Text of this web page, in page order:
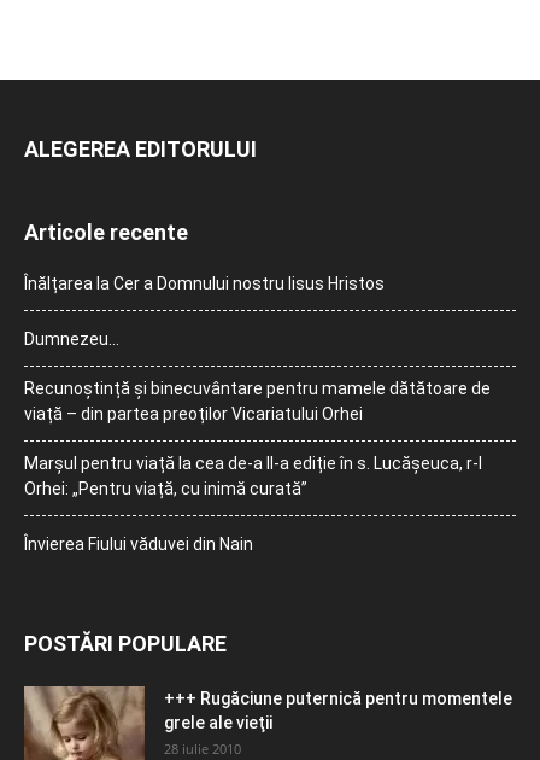
ALEGEREA EDITORULUI
Articole recente
Înălțarea la Cer a Domnului nostru Iisus Hristos
Dumnezeu…
Recunoștință și binecuvântare pentru mamele dătătoare de
viață – din partea preoților Vicariatului Orhei
Marșul pentru viață la cea de-a II-a ediție în s. Lucășeuca, r-l
Orhei: „Pentru viață, cu inimă curată”
Învierea Fiului văduvei din Nain
POSTĂRI POPULARE
+++ Rugăciune puternică pentru momentele
grele ale vieţii
28 iulie 2010